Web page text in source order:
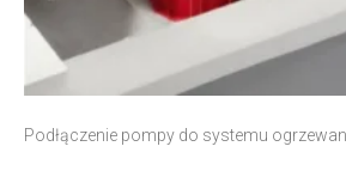
Podłączenie pompy do systemu